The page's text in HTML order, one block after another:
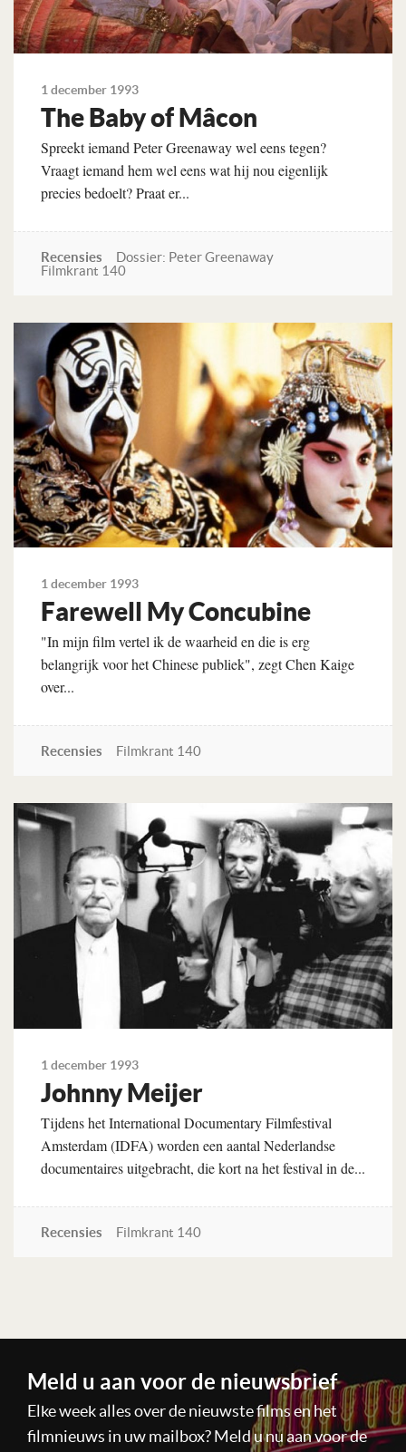
1 december 1993
The Baby of Mâcon
Spreekt iemand Peter Greenaway wel eens tegen?
Vraagt iemand hem wel eens wat hij nou eigenlijk
precies bedoelt? Praat er...
Recensies
Dossier: Peter Greenaway
Filmkrant 140
Lees verder
1 december 1993
Farewell My Concubine
"In mijn film vertel ik de waarheid en die is erg
belangrijk voor het Chinese publiek", zegt Chen Kaige
over...
Recensies Filmkrant 140
Lees verder
1 december 1993
Johnny Meijer
Tijdens het International Documentary Filmfestival
Amsterdam (IDFA) worden een aantal Nederlandse
documentaires uitgebracht, die kort na het festival in de...
Recensies Filmkrant 140
Meld u aan voor de nieuwsbrief
Elke week alles over de nieuwste films en het
filmnieuws in uw mailbox? Meld u nu aan voor de